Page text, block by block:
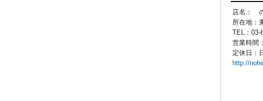
店名：
所在地：
TEL：03-
営業時間
定休日：
http://